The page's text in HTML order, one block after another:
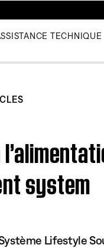
TECHNIQUE
system
Lifestyle